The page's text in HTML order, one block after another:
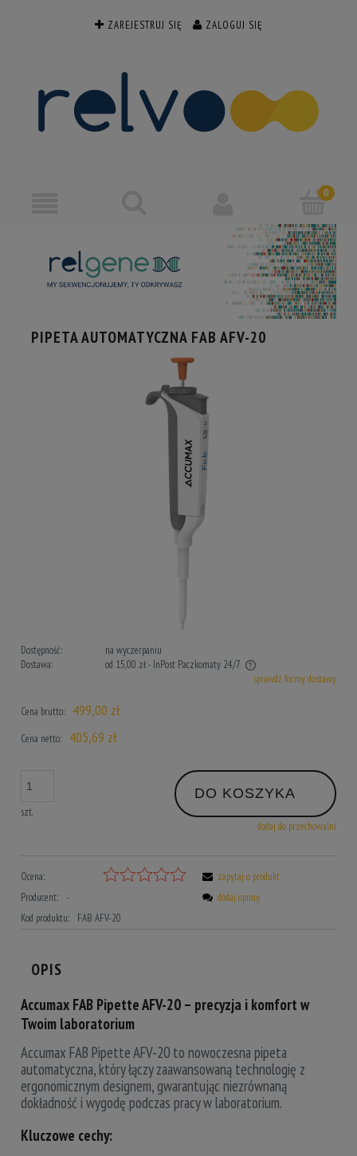
ZAREJESTRUJ SIĘ ZALOGUJ SIĘ
PIPETA AUTOMATYCZNA FAB AFV-20
Dostępność:
na wyczerpaniu
Dostawa:
od 15,00 zł - InPost Paczkomaty 24/7
sprawdź formy dostawy
Cena brutto: 499,00 zł
Cena netto: 405,69 zł
szt.
DO KOSZYKA
dodaj do przechowalni
Ocena:
Producent: -
Kod produktu:
FAB AFV-20
zapytaj o produkt
dodaj opinię
OPIS
Accumax FAB Pipette AFV-20 – precyzja i komfort w
Twoim laboratorium
Accumax FAB Pipette AFV-20 to nowoczesna pipeta
automatyczna, który łączy zaawansowaną technologię z
ergonomicznym designem, gwarantując niezrównaną
dokładność i wygodę podczas pracy w laboratorium.
Kluczowe cechy: